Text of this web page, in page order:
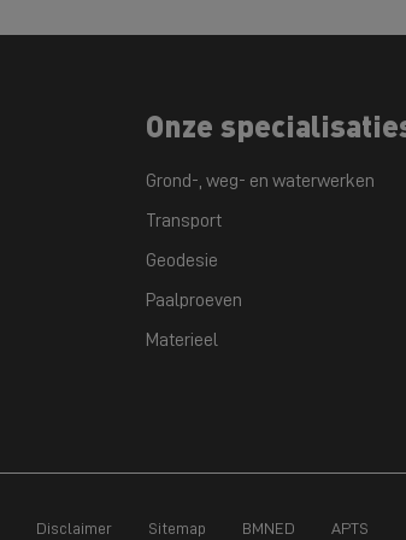
Onze
Grond-, weg- en waterwerken
Transport
Geodesie
Paalproeven
Materieel
Disclaimer Sitemap BMNED APTS